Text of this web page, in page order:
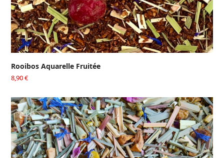
Rooibos Aquarelle Fruitée
8,90€